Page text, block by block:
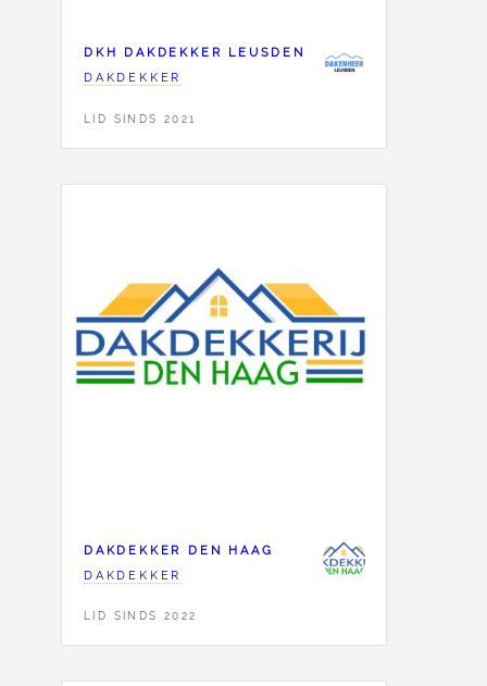
DKH DAKDEKKER LEUSDEN
DAKDEKKER
LID SINDS 2021
DAKDEKKER DEN HAAG
DAKDEKKER
LID SINDS 2022